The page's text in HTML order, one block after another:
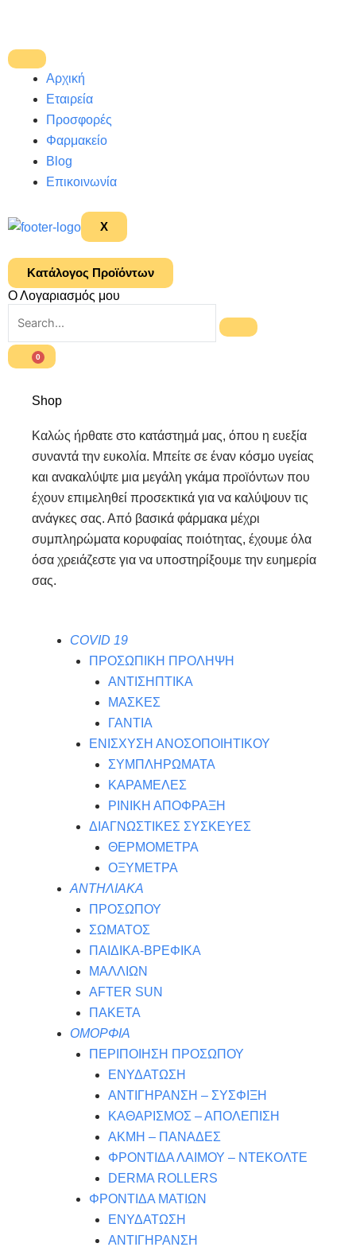
περιεχόμενο
Αρχική
Εταιρεία
Προσφορές
Φαρμακείο
Blog
Επικοινωνία
X
Κατάλογος Προϊόντων
Ο Λογαριασμός μου
0
Cart
Shop
Καλώς ήρθατε στο κατάστημά μας, όπου η ευεξία
συναντά την ευκολία. Μπείτε σε έναν κόσμο υγείας
και ανακαλύψτε μια μεγάλη γκάμα προϊόντων που
έχουν επιμεληθεί προσεκτικά για να καλύψουν τις
ανάγκες σας. Από βασικά φάρμακα μέχρι
συμπληρώματα κορυφαίας ποιότητας, έχουμε όλα
όσα χρειάζεστε για να υποστηρίξουμε την ευημερία
σας.
COVID 19
ΠΡΟΣΩΠΙΚΗ ΠΡΟΛΗΨΗ
ΑΝΤΙΣΗΠΤΙΚΑ
ΜΑΣΚΕΣ
ΓΑΝΤΙΑ
ΕΝΙΣΧΥΣΗ ΑΝΟΣΟΠΟΙΗΤΙΚΟΥ
ΣΥΜΠΛΗΡΩΜΑΤΑ
ΚΑΡΑΜΕΛΕΣ
ΡΙΝΙΚΗ ΑΠΟΦΡΑΞΗ
ΔΙΑΓΝΩΣΤΙΚΕΣ ΣΥΣΚΕΥΕΣ
ΘΕΡΜΟΜΕΤΡΑ
ΟΞΥΜΕΤΡΑ
ΑΝΤΗΛΙΑΚΑ
ΠΡΟΣΩΠΟΥ
ΣΩΜΑΤΟΣ
ΠΑΙΔΙΚΑ-ΒΡΕΦΙΚΑ
ΜΑΛΛΙΩΝ
AFTER SUN
ΠΑΚΕΤΑ
ΟΜΟΡΦΙΑ
ΠΕΡΙΠΟΙΗΣΗ ΠΡΟΣΩΠΟΥ
ΕΝΥΔΑΤΩΣΗ
ΑΝΤΙΓΗΡΑΝΣΗ – ΣΥΣΦΙΞΗ
ΚΑΘΑΡΙΣΜΟΣ – ΑΠΟΛΕΠΙΣΗ
ΑΚΜΗ – ΠΑΝΑΔΕΣ
ΦΡΟΝΤΙΔΑ ΛΑΙΜΟΥ – ΝΤΕΚΟΛΤΕ
DERMA ROLLERS
ΦΡΟΝΤΙΔΑ ΜΑΤΙΩΝ
ΕΝΥΔΑΤΩΣΗ
ΑΝΤΙΓΗΡΑΝΣΗ